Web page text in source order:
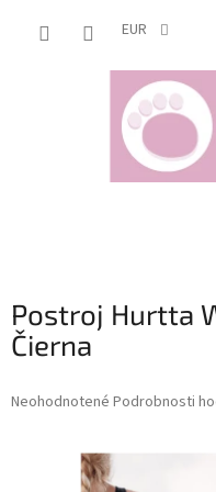
EUR
Postroj Hurtta
Čierna
Priemerné
Neohodnotené Podrobnosti